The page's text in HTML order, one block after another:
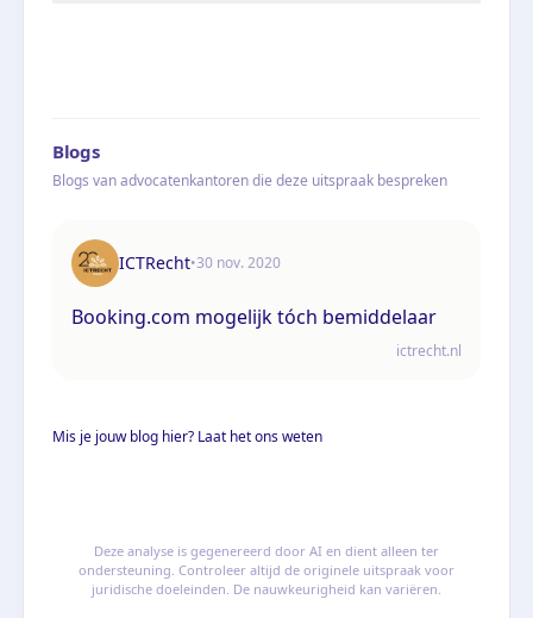
Blogs
Blogs van advocatenkantoren die deze uitspraak bespreken
ICTRecht•30 nov. 2020
Booking.com mogelijk tóch bemiddelaar
ictrecht.nl
Mis je jouw blog hier? Laat het ons weten
Deze analyse is gegenereerd door AI en dient alleen ter
ondersteuning. Controleer altijd de originele uitspraak voor
juridische doeleinden. De nauwkeurigheid kan variëren.